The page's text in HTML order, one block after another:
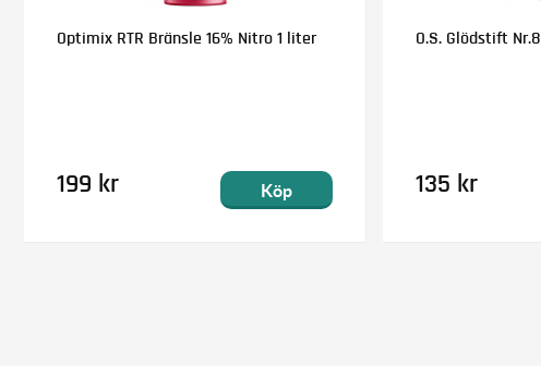
Optimix RTR Bränsle 16% Nitro 1 liter
199 kr Köp
O.S. Glödstift Nr.8
135 kr